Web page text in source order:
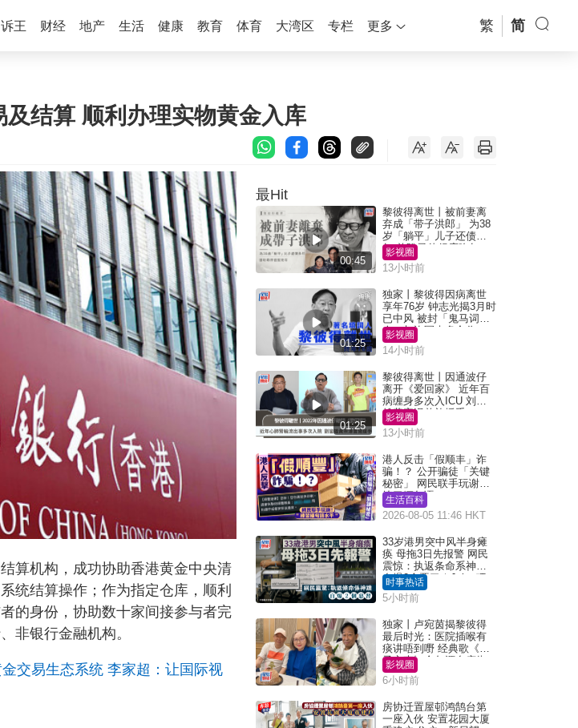
王 财经 地产 生活 健康 教育 体育 大湾区 专栏 更多 繁 简
结算 顺利办理实物黄金入库
算机构，成功协助香港黄金中央清
统结算操作；作为指定仓库，顺利
的身份，协助数十家间接参与者完
非银行金融机构。
交易生态系统 李家超：让国际视
最Hit
00:45
黎彼得离世丨被前妻离
弃成「带子洪郎」 为38
岁「躺平」儿子还债多
年 曾盼寻伴侣度晚年
影视圈
13小时前
01:25
独家丨黎彼得因病离世
享年76岁 钟志光揭3月时
已中风 被封「鬼马词
人」与许冠杰多合作
影视圈
14小时前
01:25
黎彼得离世丨因通波仔
离开《爱回家》 近年百
病缠身多次入ICU 刘銮
雄黄宗泽曾施援手
影视圈
13小时前
港人反击「假顺丰」诈
骗！？ 公开骗徒「关键
秘密」 网民联手玩谢：
练习缅甸语
生活百科
2026-08-05 11:46 HKT
33岁港男突中风半身瘫
痪 母拖3日先报警 网民
震惊：执返条命系神迹
自爆2个恶习｜Juicy叮
时事热话
5小时前
独家丨卢宛茵揭黎彼得
最后时光：医院插喉有
痰讲唔到嘢 经典歌《浪
子心声》金句源自庙街
睇相佬
影视圈
6小时前
房协迁置屋邨鸿鹄台第
一座入伙 安置花园大厦